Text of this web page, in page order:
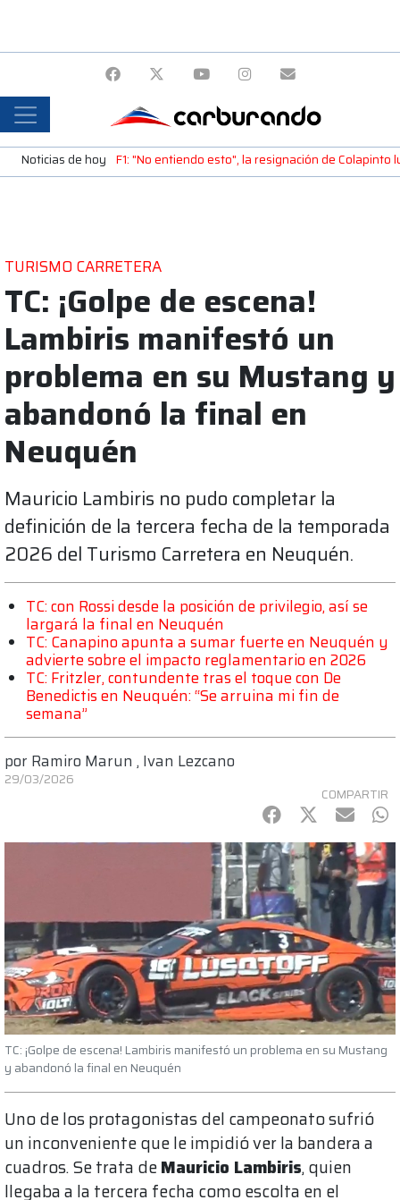
Noticias de hoy F1: "No entiendo esto", la resignación de Colapinto
TURISMO CARRETERA
TC: ¡Golpe de escena!
Lambiris manifestó un
problema en su Mustang y
abandonó la final en
Neuquén
Mauricio Lambiris no pudo completar la
definición de la tercera fecha de la temporada
2026 del Turismo Carretera en Neuquén.
TC: con Rossi desde la posición de privilegio, así se
largará la final en Neuquén
TC: Canapino apunta a sumar fuerte en Neuquén y
advierte sobre el impacto reglamentario en 2026
TC: Fritzler, contundente tras el toque con De
Benedictis en Neuquén: “Se arruina mi fin de
semana”
por Ramiro Marun , Ivan Lezcano
29/03/2026
COMPARTIR
Facebook
Twitter
mail
TC: ¡Golpe de escena! Lambiris manifestó un problema en su Mustang
y abandonó la final en Neuquén
Uno de los protagonistas del campeonato sufrió
un inconveniente que le impidió ver la bandera a
cuadros. Se trata deMauricio Lambiris, quien
llegaba a la tercera fecha como escolta en el